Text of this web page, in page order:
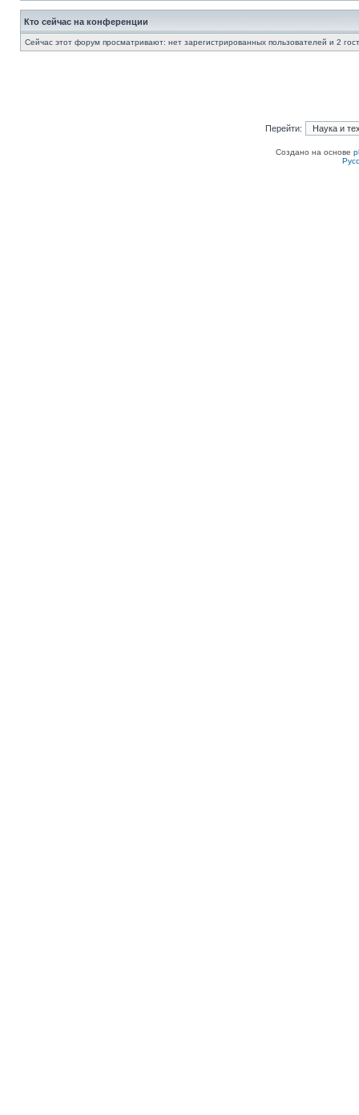
Кто сейчас на конференции
Сейчас этот форум просматривают: нет зарегистрированных пользователей и 2
Перейти:
Создано на основе